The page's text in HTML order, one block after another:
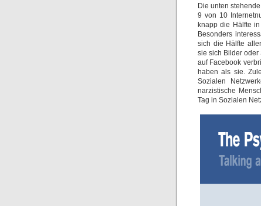
Die unten
9 von 10
knapp die Hälfte
Besonders
sich die Hälfte
sie sich Bilder
auf Facebook
haben als sie.
Sozialen
narzistische
Tag in Sozialen